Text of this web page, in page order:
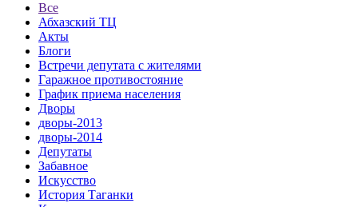
Все
Абхазский ТЦ
Акты
Блоги
Встречи депутата с жителями
Гаражное противостояние
График приема населения
Дворы
дворы-2013
дворы-2014
Депутаты
Забавное
Искусство
История Таганки